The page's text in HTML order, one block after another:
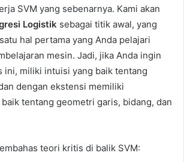
SVM yang sebenarnya. Kami akan
Logistik sebagai titik awal, yang
hal pertama yang Anda pelajari
mesin. Jadi, jika Anda ingin
ini, miliki intuisi yang baik tentang
dengan ekstensi memiliki
tentang geometri garis, bidang, dan
teori kritis di balik SVM: